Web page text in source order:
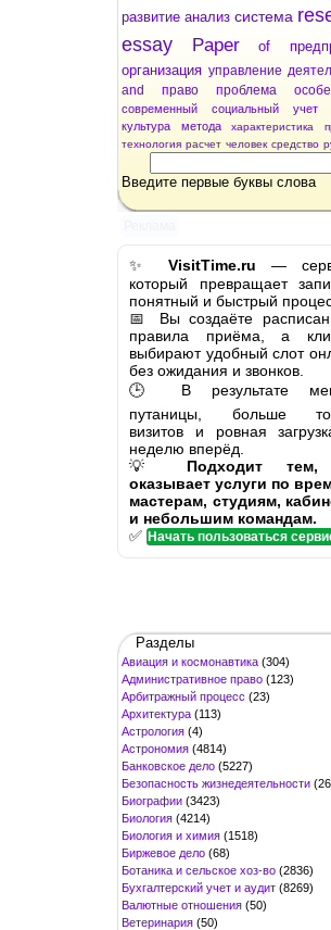
развитие анализ система
essay
Paper of
организация управление
and
право проблема
современный социальный учет
культура
метода характеристика
технология расчет человек средство
Введите первые буквы слова
✨ VisitTime.ru —
который превращает
понятный и быстрый
📅 Вы создаёте
правила приёма, а
выбирают удобный слот
без ожидания и звонков.
🕒 В результате
путаницы, больше
визитов и ровная
неделю вперёд.
💡 Подходит тем,
оказывает услуги по
мастерам, студиям,
и небольшим командам.
✅ Начать пользоваться
Разделы
Авиация и космонавтика (304)
Административное право (123)
Арбитражный процесс (23)
Архитектура (113)
Астрология (4)
Астрономия (4814)
Банковское дело (5227)
Безопасность жизнедеятельности
Биографии (3423)
Биология (4214)
Биология и химия (1518)
Биржевое дело (68)
Ботаника и сельское хоз-во (2836)
Бухгалтерский учет и аудит (8269)
Валютные отношения (50)
Ветеринария (50)